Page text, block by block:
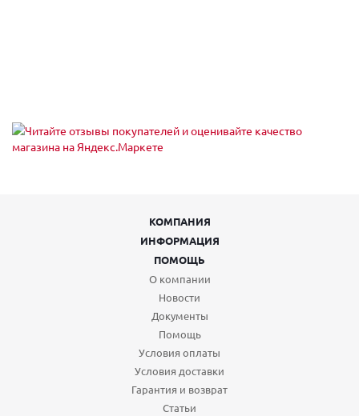
КОМПАНИЯ
ИНФОРМАЦИЯ
ПОМОЩЬ
О компании
Новости
Документы
Помощь
Условия оплаты
Условия доставки
Гарантия и возврат
Статьи